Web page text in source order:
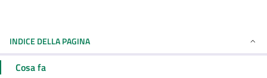
INDICE DELLA PAGINA
Cosa fa